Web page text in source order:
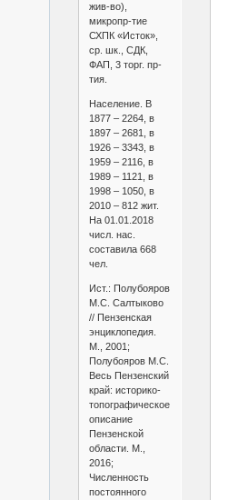
жив-во),
микропр-тие
СХПК «Исток»,
ср. шк., СДК,
ФАП, 3 торг. пр-
тия.
Население. В
1877 – 2264, в
1897 – 2681, в
1926 – 3343, в
1959 – 2116, в
1989 – 1121, в
1998 – 1050, в
2010 – 812 жит.
На 01.01.2018
числ. нас.
составила 668
чел.
Ист.: Полубояров
М.С. Салтыково
// Пензенская
энциклопедия.
М., 2001;
Полубояров М.С.
Весь Пензенский
край: историко-
топографическое
описание
Пензенской
области. М.,
2016;
Численность
постоянного